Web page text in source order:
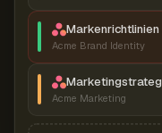
Acme Brand Identity
Acme Marketing